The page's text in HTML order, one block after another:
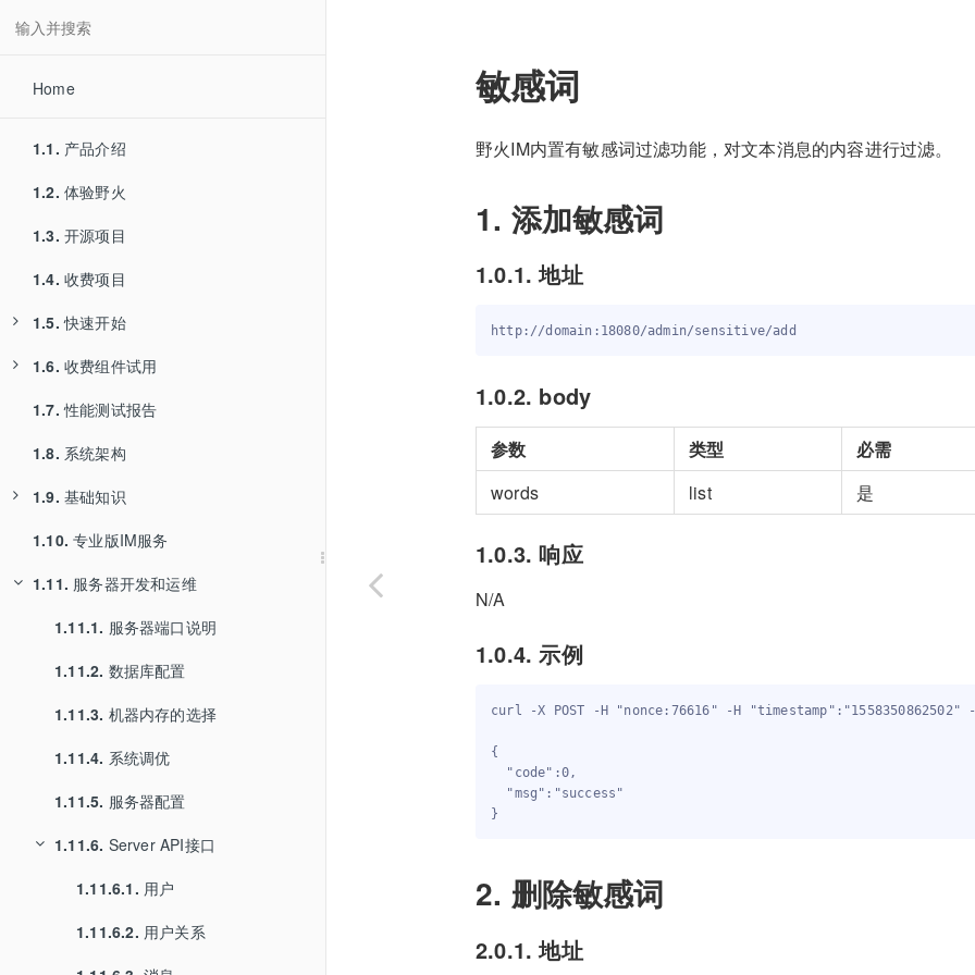
Home
1.1. 产品介绍
1.2. 体验野火
1.3. 开源项目
1.4. 收费项目
1.5. 快速开始
1.5.1.服务器部署
1.5.2.安卓编译
1.5.3.iOS编译
1.6. 收费组件试用
1.6.1.PC Electron版本试用
1.6.2.PC Qt版本试用
1.6.3.Web试用
1.6.4.小程序试用
1.6.5.试用专业版和Web/小程序
1.6.6.音视频高级版
1.6.7.朋友圈
1.6.8.鸿蒙SDK试用
1.7. 性能测试报告
1.8. 系统架构
1.9. 基础知识
1.9.1.功能特性
1.9.2.SDK与客户端的关系
1.9.3.用户
1.9.4.SDK的功能
1.9.5.连接
1.9.6.会话
1.9.7.消息
1.9.8.消息内容
1.9.9.消息负载
1.9.10.存储与同步
1.10. 专业版IM服务
1.11. 服务器开发和运维
1.11.1. 服务器端口说明
1.11.2. 数据库配置
1.11.3. 机器内存的选择
1.11.4. 系统调优
1.11.5. 服务器配置
1.11.6. Server API接口
1.11.6.1. 用户
1.11.6.2. 用户关系
敏感词
野火IM内置有敏感词过滤功能，对文本消息的内容进行过滤。
1. 添加敏感词
1.0.1. 地址
1.0.2. body
参数 类型
必需
words
list 是
1.0.3. 响应
N/A
1.0.4. 示例
curl -X POST -H "nonce:76616" -H
{
  "code":0,
  "msg":"success"
2. 删除敏感词
2.0.1. 地址